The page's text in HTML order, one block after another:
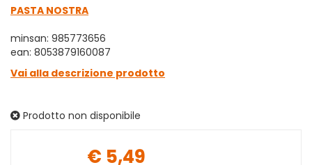
PASTA NOSTRA
minsan: 985773656
ean: 8053879160087
Vai alla descrizione prodotto
Prodotto non disponibile
€ 5,49